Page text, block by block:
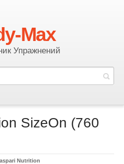
Max
Упражнений
SizeOn (760
Nutrition